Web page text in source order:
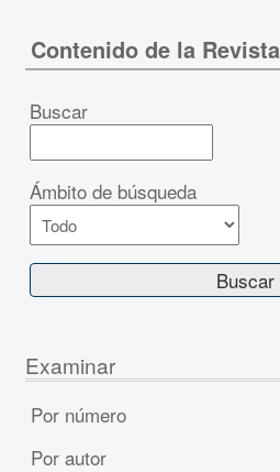
Contenido de la Revista
Buscar
Ámbito de búsqueda
Examinar
Por número
Por autor